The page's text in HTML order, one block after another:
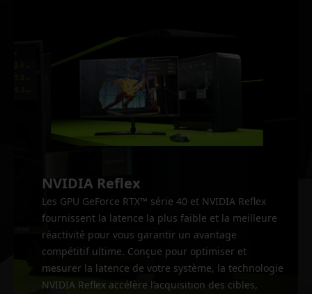
NVIDIA Reflex
Les GPU GeForce RTX™ série 40 et NVIDIA Reflex
fournissent la latence la plus faible et la meilleure
réactivité pour vous garantir un avantage
compétitif ultime. Conçue pour optimiser et
mesurer la latence de votre système, la technologie
NVIDIA Reflex accélère l’acquisition des cibles,